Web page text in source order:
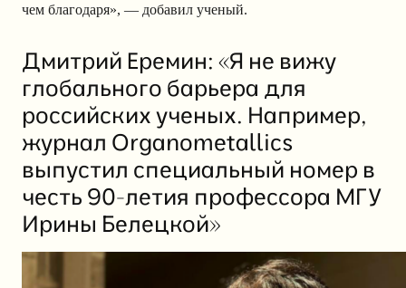
чем благодаря», — добавил ученый.
Дмитрий Еремин: «Я не вижу
глобального барьера для
российских ученых. Например,
журнал Organometallics
выпустил специальный номер в
честь 90-летия профессора МГУ
Ирины Белецкой»